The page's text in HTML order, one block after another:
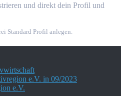
und direkt dein Profil und
Standard Profil anlegen.
e.V. in 09/2023
e.V.